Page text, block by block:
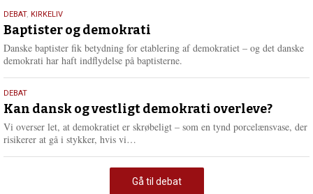
18.
maj
2026
DEBAT, KIRKELIV
Baptister og demokrati
Danske baptister fik betydning for etablering af demokratiet – og det danske
demokrati har haft indflydelse på baptisterne.
18.
maj
2026
DEBAT
Kan dansk og vestligt demokrati overleve?
Vi overser let, at demokratiet er skrøbeligt – som en tynd porcelænsvase, der
risikerer at gå i stykker, hvis vi…
m
e
Gå til debat